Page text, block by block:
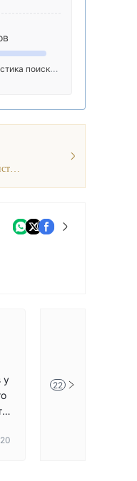
поиска
Текущая информация показывает, что у этого брокера нет торгового программного обеспечения. Пожалуйста, будьте осторожны!
у
За последние
22